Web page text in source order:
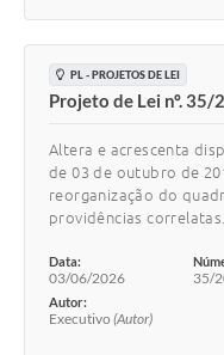
PL - PROJETOS DE LEI
Projeto de Lei nº. 35/
Altera e acrescenta
de 03 de outubro de
reorganização do
providências correlatas.
Data:
03/06/2026 35/
Autor:
Executivo (Autor)